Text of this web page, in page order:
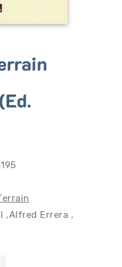
nouveautés
Alfred Errera